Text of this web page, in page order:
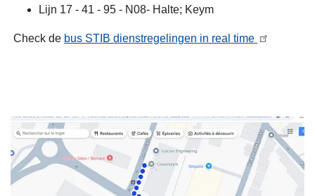
Lijn 17 - 41 - 95 - N08- Halte; Keym
Check de bus STIB dienstregelingen in real time